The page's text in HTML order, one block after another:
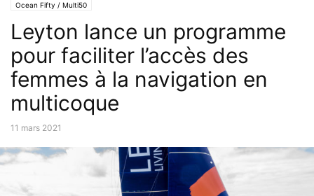
Ocean Fifty / Multi50
Leyton lance un programme
pour faciliter l’accès des
femmes à la navigation en
multicoque
11 mars 2021